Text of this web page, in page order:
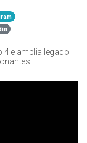
4 e amplia legado